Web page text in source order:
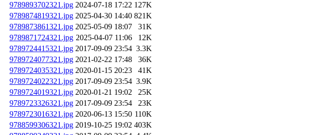
9789893702321.jpg 2024-07-18 17:22 127K
9789874819321.jpg 2025-04-30 14:40 821K
9789873861321.jpg 2025-05-09 18:07
31K
9789871724321.jpg 2025-04-07 11:06
12K
9789724415321.jpg 2017-09-09 23:54 3.3K
9789724077321.jpg 2021-02-22 17:48
36K
9789724035321.jpg 2020-01-15 20:23
41K
9789724022321.jpg 2017-09-09 23:54 3.9K
9789724019321.jpg 2020-01-21 19:02
25K
9789723326321.jpg 2017-09-09 23:54
23K
9789723016321.jpg 2020-06-13 15:50 110K
9788599306321.jpg 2019-10-25 19:02 403K